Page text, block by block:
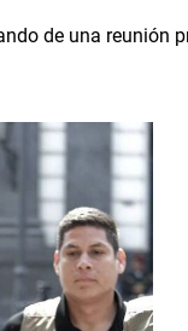
de una reunión